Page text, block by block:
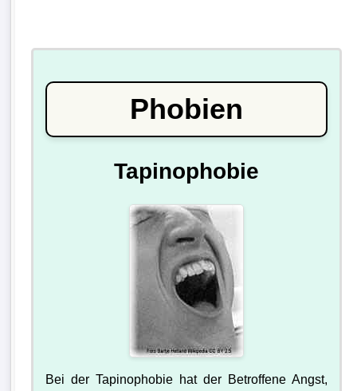
Phobien
Tapinophobie
Bei der Tapinophobie hat der Betroffene Angst,